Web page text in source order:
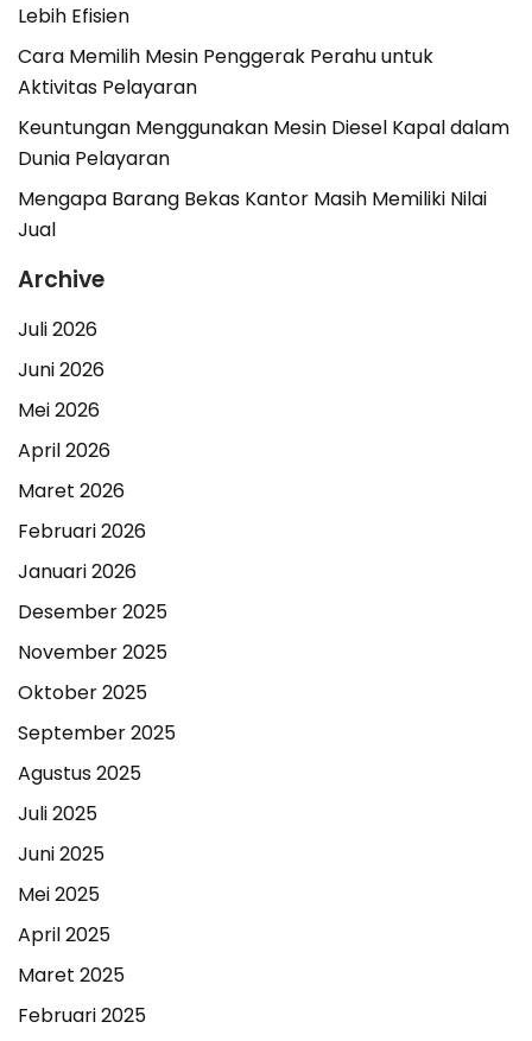
Lebih Efisien
Cara Memilih Mesin Penggerak Perahu untuk
Aktivitas Pelayaran
Keuntungan Menggunakan Mesin Diesel Kapal dalam
Dunia Pelayaran
Mengapa Barang Bekas Kantor Masih Memiliki Nilai
Jual
Archive
Juli 2026
Juni 2026
Mei 2026
April 2026
Maret 2026
Februari 2026
Januari 2026
Desember 2025
November 2025
Oktober 2025
September 2025
Agustus 2025
Juli 2025
Juni 2025
Mei 2025
April 2025
Maret 2025
Februari 2025